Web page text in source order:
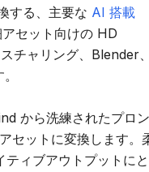
する、主要な AI 搭載
セット向けの HD
チャリング、Blender
から洗練されたプロン
セットに変換します。
ィブアウトプットにと